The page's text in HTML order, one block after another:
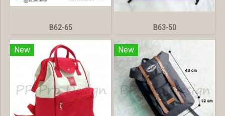
B62-65 B63-50
New New